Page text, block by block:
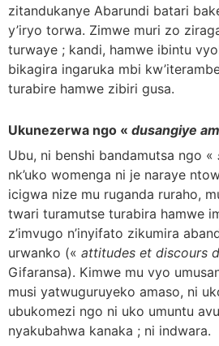
zitandukanye Abarundi batari
y’iryo torwa. Zimwe muri zo
turwaye ; kandi, hamwe ibintu
bikagira ingaruka mbi
turabire hamwe zibiri gusa.
Ukunezerwa ngo « dusangiye
Ubu, ni benshi bandamutsa ngo «
nk’uko womenga ni je naraye
icigwa nize mu ruganda ruraho,
twari turamutse turabira hamwe
z’imvugo n’inyifato zikumira
urwanko (« attitudes et discours
Gifaransa). Kimwe mu vyo
musi yatwuguruyeko amaso, ni
ubukomezi ngo ni uko umuntu
nyakubahwa kanaka ; ni indwara.